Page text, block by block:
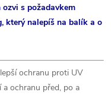
s požadavkem
který nalepíš na balík a o
ochranu proti UV
ochranu před, po a